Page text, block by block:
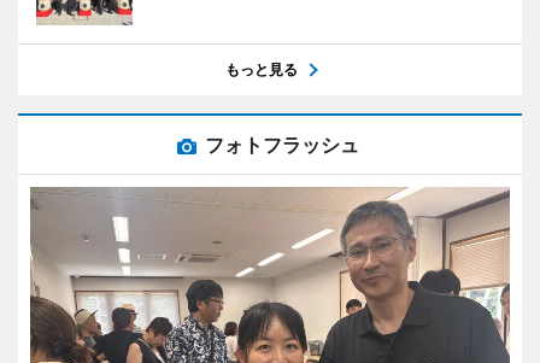
もっと見る
フォトフラッシュ